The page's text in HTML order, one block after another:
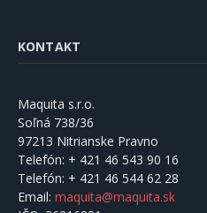
KONTAKT
Maquita s.r.o.
Soľná 738/36
97213 Nitrianske Pravno
Telefón: + 421 46 543 90 16
Telefón: + 421 46 544 62 28
Email: maquita@maquita.sk